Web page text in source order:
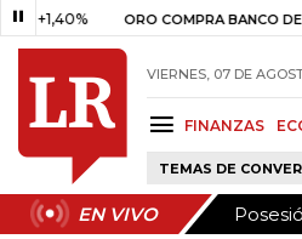
ORO COMPRA BANCO DE LA
VIERNES, 07 DE
FINANZAS
TEMAS DE
EN VIVO
EN VIVO